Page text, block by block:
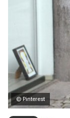
© Pinterest